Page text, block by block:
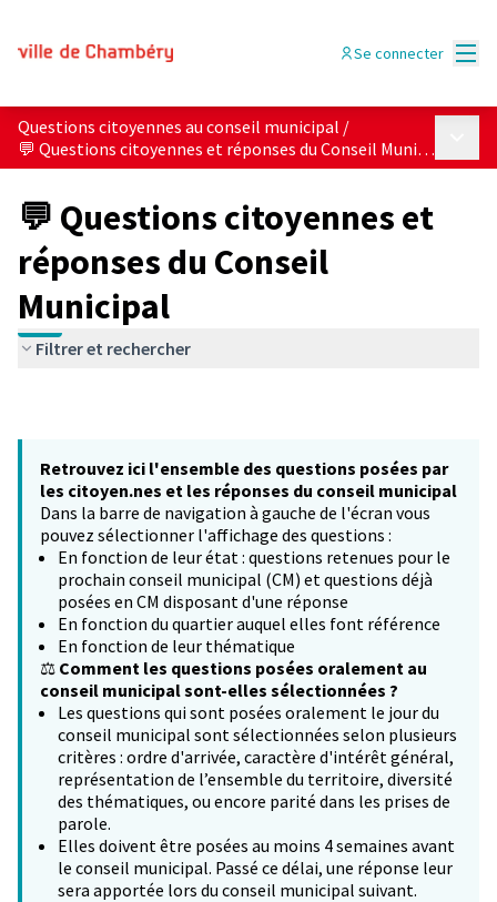
Se connecter
Questions citoyennes au conseil municipal /
💬 Questions citoyennes et réponses du Conseil Municipal
💬 Questions citoyennes et
réponses du Conseil
Municipal
Filtrer et rechercher
Retrouvez ici l'ensemble des questions posées par
les citoyen.nes et les réponses du conseil municipal
Dans la barre de navigation à gauche de l'écran vous
pouvez sélectionner l'affichage des questions :
En fonction de leur état : questions retenues pour le
prochain conseil municipal (CM) et questions déjà
posées en CM disposant d'une réponse
En fonction du quartier auquel elles font référence
En fonction de leur thématique
⚖️ Comment les questions posées oralement au
conseil municipal sont-elles sélectionnées ?
Les questions qui sont posées oralement le jour du
conseil municipal sont sélectionnées selon plusieurs
critères : ordre d'arrivée, caractère d'intérêt général,
représentation de l’ensemble du territoire, diversité
des thématiques, ou encore parité dans les prises de
parole.
Elles doivent être posées au moins 4 semaines avant
le conseil municipal. Passé ce délai, une réponse leur
sera apportée lors du conseil municipal suivant.